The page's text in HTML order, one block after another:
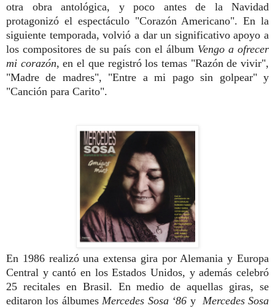
otra obra antológica, y poco antes de la Navidad
protagonizó el espectáculo "Corazón Americano". En la
siguiente temporada, volvió a dar un significativo apoyo a
los compositores de su país con el álbum Vengo a ofrecer
mi corazón, en el que registró los temas "Razón de vivir",
"Madre de madres", "Entre a mi pago sin golpear" y
"Canción para Carito".
En 1986 realizó una extensa gira por Alemania y Europa
Central y cantó en los Estados Unidos, y además celebró
25 recitales en Brasil. En medio de aquellas giras, se
editaron los álbumesMercedes Sosa ‘86 y Mercedes Sosa